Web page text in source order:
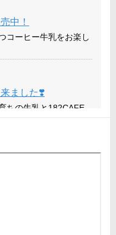
中！
コーヒー牛乳をお楽し
ました❣️
ちの牛乳と182CAFE